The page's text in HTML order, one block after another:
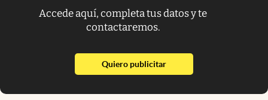
Accede aquí, completa tus datos y te
contactaremos.
Quiero publicitarabre en nueva pestaña